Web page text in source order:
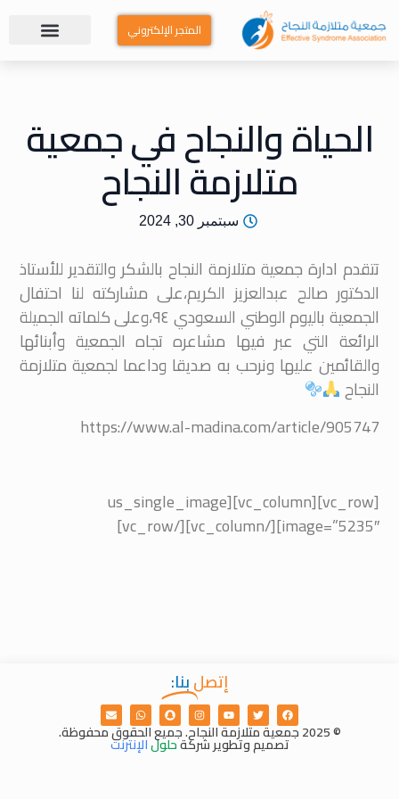
المتجر الإلكتروني
الحياة والنجاح في جمعية
متلازمة النجاح
سبتمبر 30, 2024
تتقدم ادارة جمعية متلازمة النجاح بالشكر والتقدير للأستاذ
الدكتور صالح عبدالعزيز الكريم،على مشاركته لنا احتفال
الجمعية باليوم الوطني السعودي ٩٤،وعلى كلماته الجميلة
الرائعة التي عبر فيها مشاعره تجاه الجمعية وأبنائها
والقائمين عليها ونرحب به صديقا وداعما لجمعية متلازمة
النجاح
https://www.al-madina.com/article/905747
[vc_row][vc_column][us_single_image
image=”5235″][/vc_column][/vc_row]
إتصلبنا:
© 2025 جمعية متلازمة النجاح. جميع الحقوق محفوظة.
تصميم وتطوير شركةحلولالإنترنت